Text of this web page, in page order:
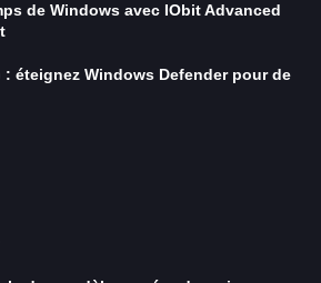
de Windows avec IObit Advanced
éteignez Windows Defender pour de